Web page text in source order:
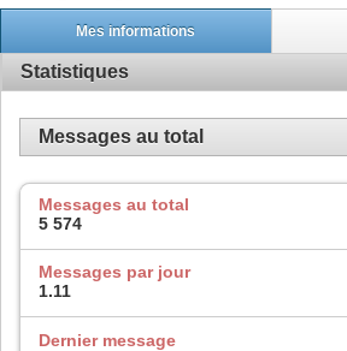
Mes informations
Statistiques
Messages au total
Messages au total
5 574
Messages par jour
1.11
Dernier message